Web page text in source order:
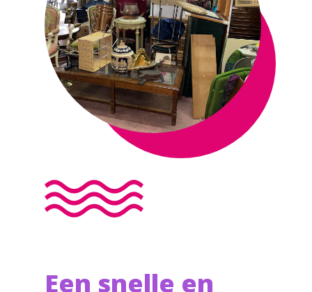
Een snelle en